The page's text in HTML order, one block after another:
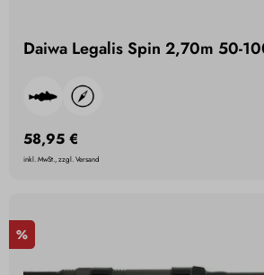
Daiwa Legalis Spin 2,70m 50-
58,95 €
inkl. MwSt., zzgl. Versand
%